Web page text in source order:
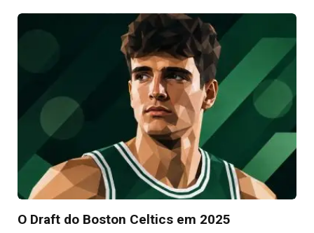
O Draft do Boston Celtics em 2025